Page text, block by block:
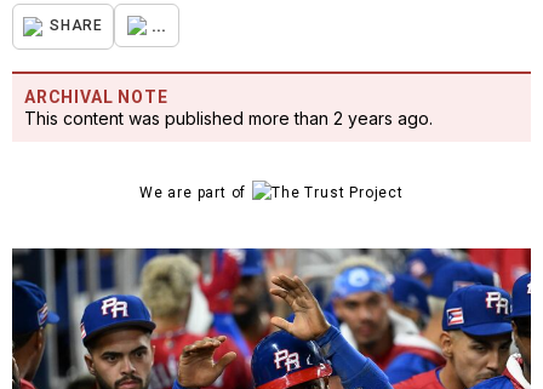
SHARE ...
ARCHIVAL NOTE
This content was published more than 2 years ago.
We are part of